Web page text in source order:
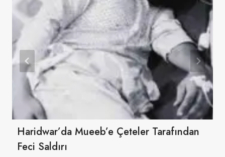
Haridwar’da Mueeb’e Çeteler Tarafından
Feci Saldırı